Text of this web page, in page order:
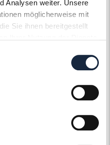
Analysen weiter. Unsere
möglicherweise mit
Sie ihnen bereitgestellt
56586